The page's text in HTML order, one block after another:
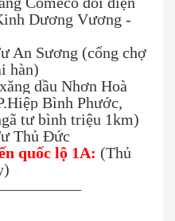
Dương Vương -
An Sương (cổng chợ
hàn)
dầu Nhơn Hoà
Bình Phước,
tư bình triệu 1km)
Thủ Đức
quốc lộ 1A: (Thủ